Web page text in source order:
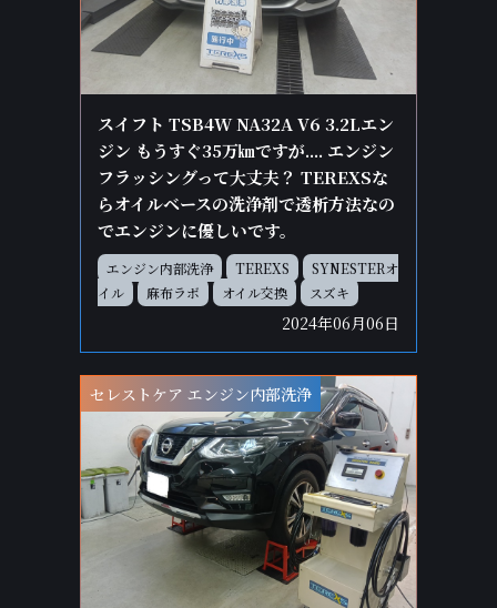
スイフト TSB4W NA32A V6 3.2Lエン
ジン もうすぐ35万㎞ですが.... エンジン
フラッシングって大丈夫？ TEREXSな
らオイルベースの洗浄剤で透析方法なの
でエンジンに優しいです。
エンジン内部洗浄 TEREXS
SYNESTERオ
イル
麻布ラボ オイル交換 スズキ
2024年06月06日
セレストケア エンジン内部洗浄